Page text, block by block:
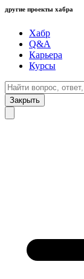
другие проекты хабра
Хабр
Q&A
Карьера
Курсы
Закрыть